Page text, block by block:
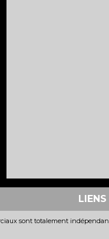
sont totalement